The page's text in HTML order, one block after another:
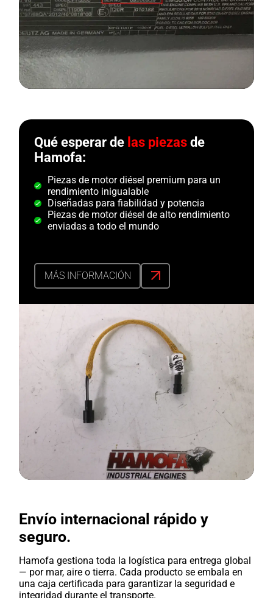
Qué esperar de las piezasde
Hamofa:
Piezas de motor diésel premium para un
rendimiento inigualable
Diseñadas para fiabilidad y potencia
Piezas de motor diésel de alto rendimiento
enviadas a todo el mundo
MÁS INFORMACIÓN
Envío internacional rápido y
seguro.
Hamofa gestiona toda la logística para entrega global
— por mar, aire o tierra. Cada producto se embala en
una caja certificada para garantizar la seguridad e
integridad durante el transporte.